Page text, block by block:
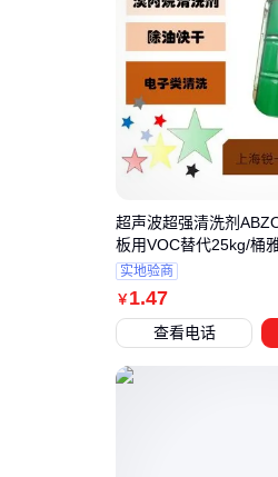
￥ 1.47
超声波超强清洗剂
板用VOC替代25kg/桶
实地验商
查看电话